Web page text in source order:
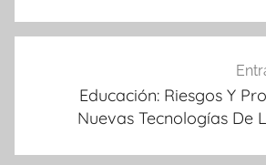
Educación: Riesgos Y
Nuevas Tecnologías De